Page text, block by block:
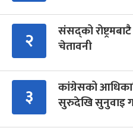
२
संसद्को
चेतावनी
३
कांग्रेसको
सुरुदेखि सुनुवाइ